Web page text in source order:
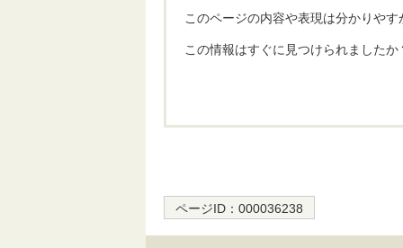
このページの内容や表現は分かりや
この情報はすぐに見つけられましたか
ページID： 000036238